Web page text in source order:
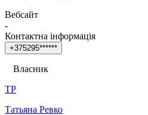
Вебсайт
-
Контактна інформація
+375295******
Власник
ТР
Татьяна Ревко